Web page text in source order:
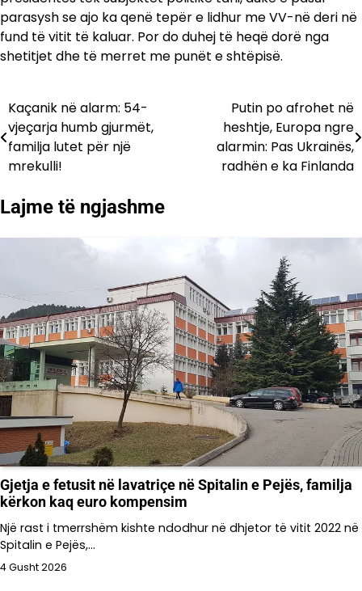
parasysh se ajo ka qenë tepër e lidhur me VV-në deri në
fund të vitit të kaluar. Por do duhej të heqë dorë nga
shetitjet dhe të merret me punët e shtëpisë.
Lëvizje
te
postimet
Kaçanik në alarm: 54-
vjeçarja humb gjurmët,
familja lutet për një
mrekulli!
Putin po afrohet në
heshtje, Europa ngre
alarmin: Pas Ukrainës,
radhën e ka Finlanda
Lajme të ngjashme
Gjetja e fetusit në lavatriçe në Spitalin e Pejës, familja
kërkon kaq euro kompensim
Një rast i tmerrshëm kishte ndodhur në dhjetor të vitit 2022 në
Spitalin e Pejës,…
4 Gusht 2026